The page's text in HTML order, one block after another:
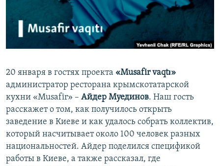
ПОБЕДИТЕЛЕЙ НЕ СУДЯТ?
КРЫМ.НЕПОКОРЕННЫЙ
ПРИСОЕДИНЯЙТЕСЬ!
Все сайты RFE/RL
20 января в гостях проекта «Musafir vaqtı»
администратор ресторана крымскотатарской
кухни «Musafir» – Айдер Муединов. Наш гость
расскажет о том, как получилось открыть
заведение в Киеве и как удалось собрать коллектив,
который насчитывает около 100 человек разных
национальностей. Айдер поделился спецификой
работы в Киеве, а также рассказал, где